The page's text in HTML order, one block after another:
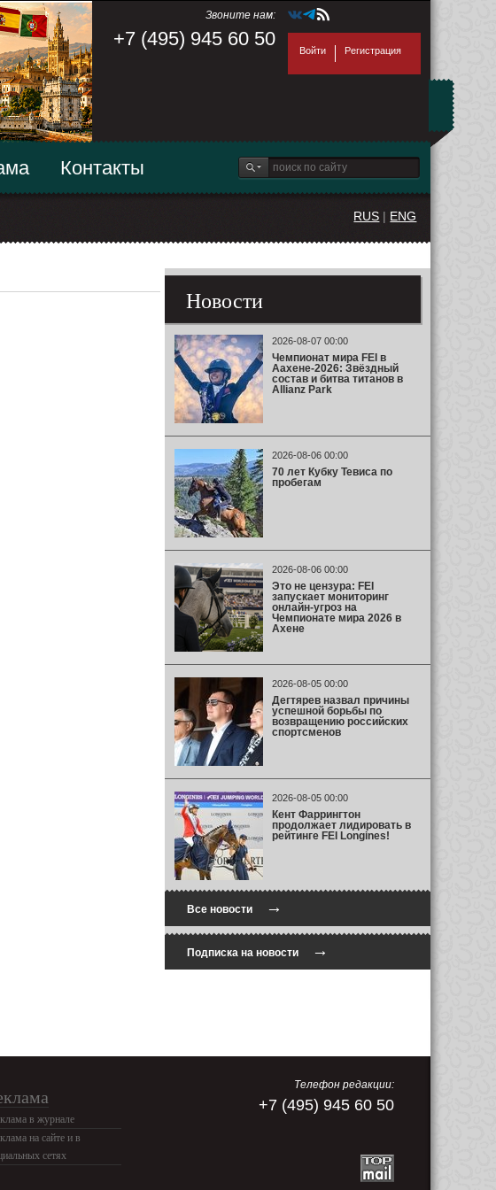
Звоните нам:
+7 (495) 945 60 50
Войти Регистрация
Контакты
RUS | ENG
Новости
2026-08-07 00:00
Чемпионат мира FEI в
Аахене-2026: Звёздный
состав и битва титанов в
Allianz Park
2026-08-06 00:00
70 лет Кубку Тевиса по
пробегам
2026-08-06 00:00
Это не цензура: FEI
запускает мониторинг
онлайн-угроз на
Чемпионате мира 2026 в
Ахене
2026-08-05 00:00
Дегтярев назвал причины
успешной борьбы по
возвращению российских
спортсменов
2026-08-05 00:00
Кент Фаррингтон
продолжает лидировать в
рейтинге FEI Longines!
Все новости→
Подписка на новости→
в журнале
на сайте и в
сетях
Телефон редакции:
+7 (495) 945 60 50